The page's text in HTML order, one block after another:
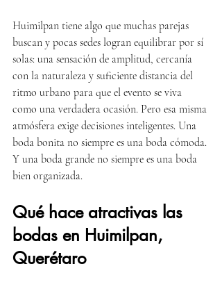
Huimilpan tiene algo que muchas parejas
buscan y pocas sedes logran equilibrar por sí
solas: una sensación de amplitud, cercanía
con la naturaleza y suficiente distancia del
ritmo urbano para que el evento se viva
como una verdadera ocasión. Pero esa misma
atmósfera exige decisiones inteligentes. Una
boda bonita no siempre es una boda cómoda.
Y una boda grande no siempre es una boda
bien organizada.
Qué hace atractivas las
bodas en Huimilpan,
Querétaro